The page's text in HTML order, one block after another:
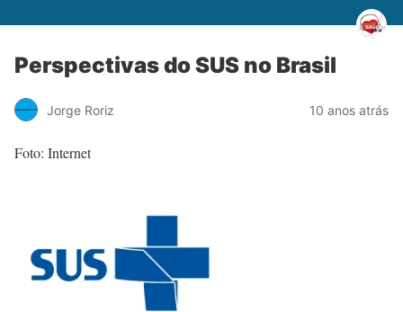
Perspectivas do SUS no Brasil
Jorge Roriz 10 anos atrás
Foto: Internet